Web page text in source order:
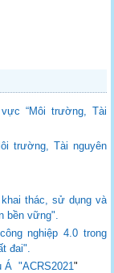
“Môi trường, Tài
trường, Tài nguyên
thác, sử dụng và
bền vững".
nghiệp 4.0 trong
đai".
Á "ACRS2021"